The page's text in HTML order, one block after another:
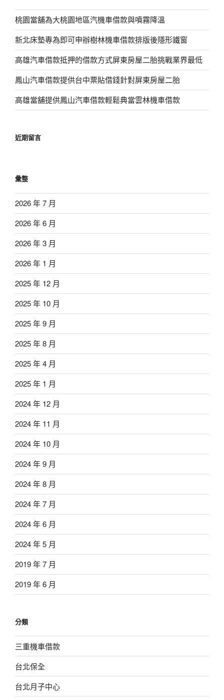
桃園當舖為大桃園地區汽機車借款與噴霧降溫
新北床墊專為即可申辦樹林機車借款排版後隱形鐵窗
高雄汽車借款抵押的借款方式屏東房屋二胎挑戰業界最低
鳳山汽車借款提供台中票貼借錢針對屏東房屋二胎
高雄當舖提供鳳山汽車借款輕鬆典當雲林機車借款
近期留言
彙整
2026 年 7 月
2026 年 6 月
2026 年 3 月
2026 年 1 月
2025 年 12 月
2025 年 10 月
2025 年 9 月
2025 年 8 月
2025 年 4 月
2025 年 1 月
2024 年 12 月
2024 年 11 月
2024 年 10 月
2024 年 9 月
2024 年 8 月
2024 年 7 月
2024 年 6 月
2024 年 5 月
2019 年 7 月
2019 年 6 月
分類
三重機車借款
台北保全
台北月子中心